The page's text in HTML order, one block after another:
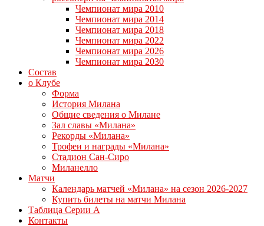
Чемпионат мира 2010
Чемпионат мира 2014
Чемпионат мира 2018
Чемпионат мира 2022
Чемпионат мира 2026
Чемпионат мира 2030
Состав
о Клубе
Форма
История Милана
Общие сведения о Милане
Зал славы «Милана»
Рекорды «Милана»
Трофеи и награды «Милана»
Стадион Сан-Сиро
Миланелло
Матчи
Календарь матчей «Милана» на сезон 2026-2027
Купить билеты на матчи Милана
Таблица Серии А
Контакты